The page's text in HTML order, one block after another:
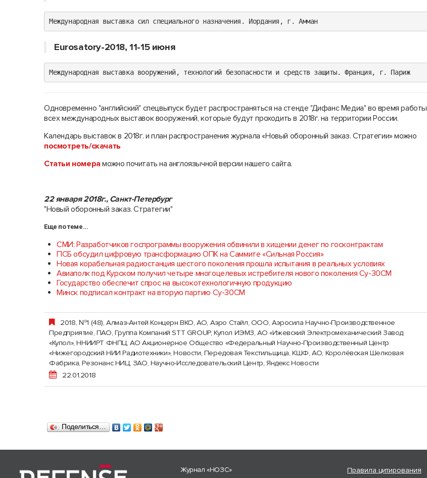
Международная выставка сил специального назначения. Иордания, г. Амман
Eurosatory-2018, 11-15 июня
Международная выставка вооружений, технологий безопасности и средств защиты. Франция, г. Париж
Одновременно "английский" спецвыпуск будет распространяться на стенде "Дифанс Медиа" во время работы
всех международных выставок вооружений, которые будут проходить в 2018г. на территории России.
Календарь выставок в 2018г. и план распространения журнала «Новый оборонный заказ. Стратегии» можно
посмотреть/скачать
Статьи номераможно почитать на англоязычной версии нашего сайта.
22 января 2018г., Санкт-Петербург
"Новый оборонный заказ. Стратегии"
Еще по теме...
СМИ: Разработчиков госпрограммы вооружения обвинили в хищении денег по госконтрактам
ПСБ обсудил цифровую трансформацию ОПК на Саммите «Сильная Россия»
Новая корабельная радиостанция шестого поколения прошла испытания в реальных условиях
Авиаполк под Курском получил четыре многоцелевых истребителя нового поколения Су-30СМ
Государство обеспечит спрос на высокотехнологичную продукцию
Минск подписал контракт на вторую партию Су-30СМ
2018, №1 (48),Алмаз-Антей Концерн ВКО, АО, Аэро Стайл, ООО, Аэросила Научно-Производственное
Предприятие, ПАО, Группа Компаний STT GROUP,Купол ИЭМЗ, АО «Ижевский Электромеханический Завод
«Купол»,ННИИРТ ФНПЦ, АО Акционерное Общество «Федеральный Научно-Производственный Центр
«Нижегородский НИИ Радиотехники»,Новости, Передовая Текстильщица, КШФ, АО, Королёвская Шелковая
Фабрика,Резонанс НИЦ, ЗАО, Научно-Исследовательский Центр, Яндекс Новости
22.01.2018
Поделиться…
Журнал «НОЗС»
Правила цитирования